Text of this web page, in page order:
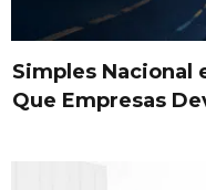
Simples Nacional
Que Empresas